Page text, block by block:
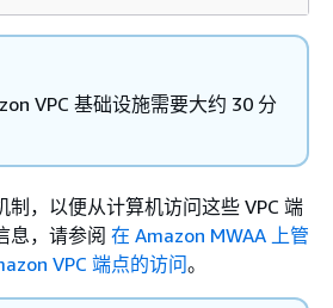
VPC 基础设施需要大约 30 分
制，以便从计算机访问这些 VPC 端
息，请参阅 在 Amazon MWAA 上管
VPC 端点的访问。